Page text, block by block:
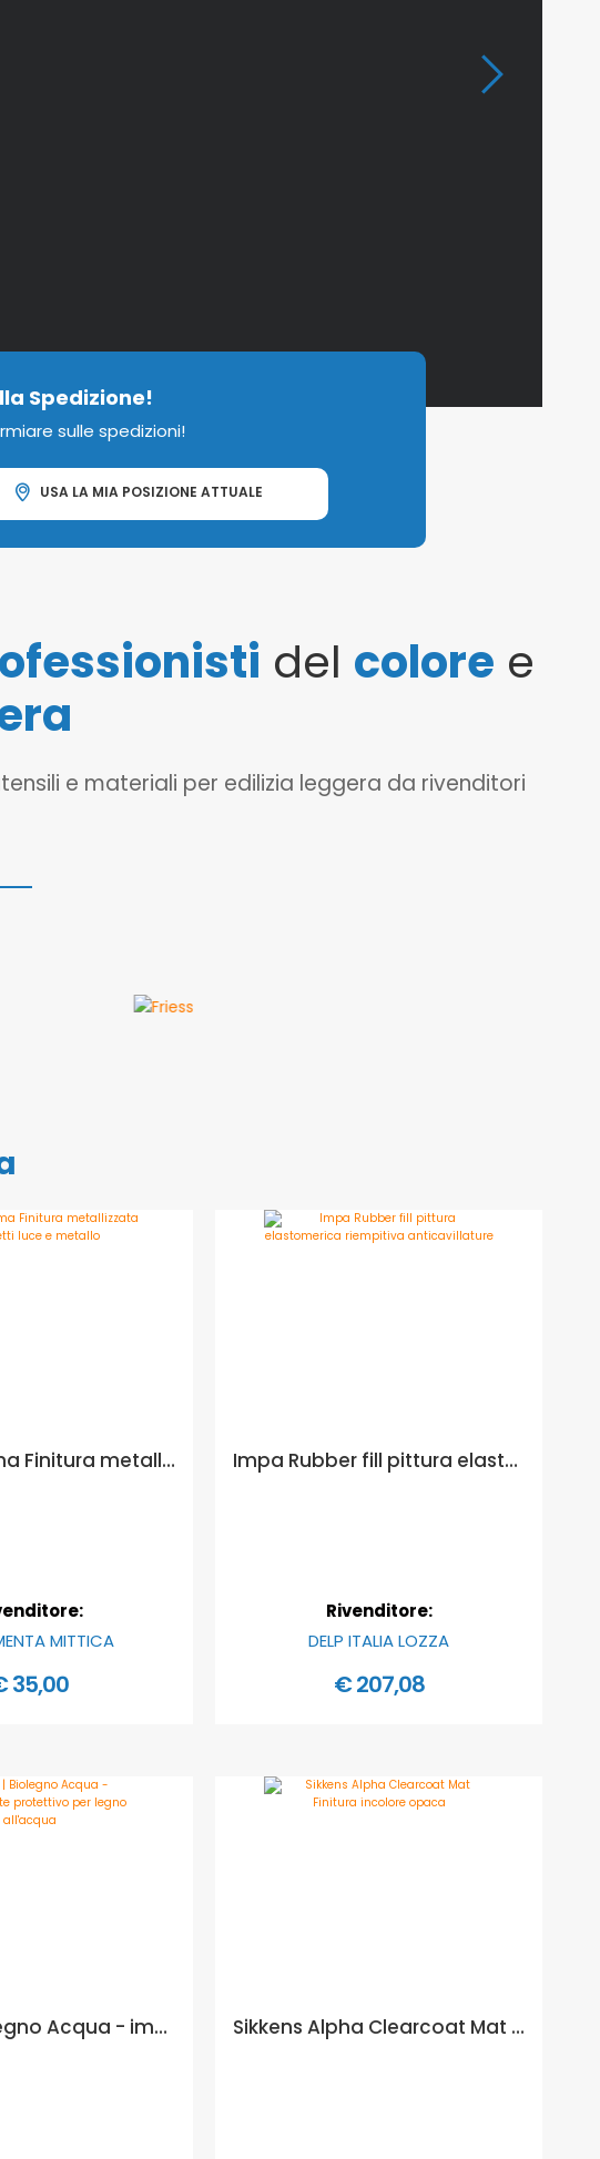
Spedizione!
sulle spedizioni!
USA LA MIA POSIZIONE ATTUALE
del colore e
e materiali per edilizia leggera da rivenditori
Tattoo Karma Finitura metallizzata per effetti luce e metallo - ATTRIBUTI TATTOO: BASE ORO, Formato in litri: 1 lt
MITTICA
35,00
Impa Rubber fill pittura elastomerica riempitiva anticavillature - Formato in litri: 14 lt
Rivenditore:
DELP ITALIA LOZZA
€ 207,08
Boero | Biolegno Acqua - impregnante protettivo per legno all'acqua - Formato in litri: 0,75 lt, COLORI BOERO LEGNO ACQUA: INCOLORE NEUTRO Sikkens Alpha Clearcoat Mat Finitura incolore opaca - Formato in litri: 1 lt